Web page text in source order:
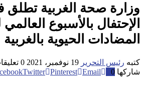
وزارة صحة الغربية تطلق
الإحتفال بالأسبوع
المضادات الحيوية بالغربية
كتبه رئيس التحرير 19 نوفمبر، 2021
0 تعليقات
شاركها 0
Twitter Pinterest Email